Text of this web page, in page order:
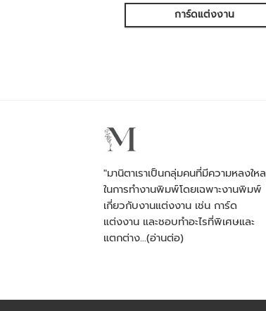
การ์ดแต่งงาน
"มานิตาเราเป็นกลุ่มคนที่มีความหลงใหล
ในการทำงานพิมพ์โดยเฉพาะงานพิมพ์
เกี่ยวกับงานแต่งงาน เช่น การ์ด
แต่งงาน และชอบทำอะไรที่พิเศษและ
แตกต่าง…(อ่านต่อ)